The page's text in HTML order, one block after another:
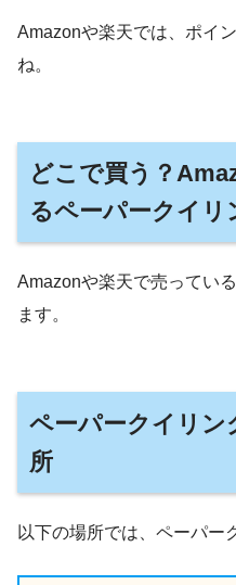
Amazonや楽天では、ポイ
ね。
どこで買う？
るペーパークイリ
Amazonや楽天で売ってい
ます。
ペーパークイリン
所
以下の場所では、ペーパー